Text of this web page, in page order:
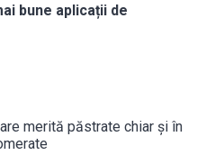
bune aplicații de
merită păstrate chiar și în